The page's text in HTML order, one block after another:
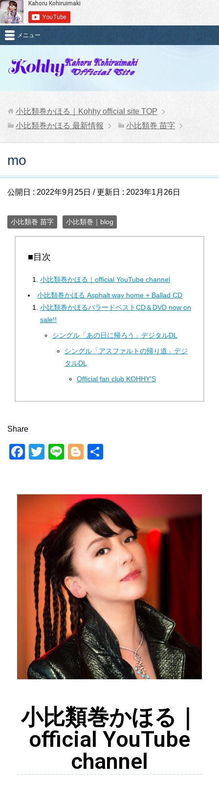
メニュー
小比類巻かほる｜Kohhy official site TOP
小比類巻かほる 最新情報
小比類巻 苗字
mo
公開日 : 2022年9月25日 / 更新日 : 2023年1月26日
小比類巻 苗字 小比類巻｜blog
■目次
小比類巻かほる｜official YouTube channel
小比類巻かほる Asphalt way home + Ballad CD
小比類巻かほるバラードベストCD＆DVD now on
sale!!
シングル「あの日に帰ろう」デジタルDL
シングル「アスファルトの帰り道」デジ
タルDL
Official fan club KOHHY'S
Share
F
e
b
T
er
Li
Bl
g
er
小比類巻かほる｜
official YouTube
channel